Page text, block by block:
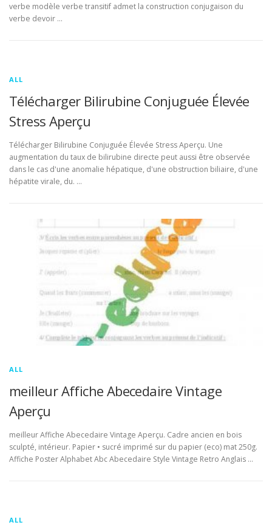
verbe modèle verbe transitif admet la construction conjugaison du
verbe devoir …
ALL
Télécharger Bilirubine Conjuguée Élevée
Stress Aperçu
Télécharger Bilirubine Conjuguée Élevée Stress Aperçu. Une
augmentation du taux de bilirubine directe peut aussi être observée
dans le cas d'une anomalie hépatique, d'une obstruction biliaire, d'une
hépatite virale, du. …
ALL
meilleur Affiche Abecedaire Vintage
Aperçu
meilleur Affiche Abecedaire Vintage Aperçu. Cadre ancien en bois
sculpté, intérieur. Papier • sucré imprimé sur du papier (eco) mat 250g.
Affiche Poster Alphabet Abc Abecedaire Style Vintage Retro Anglais …
ALL